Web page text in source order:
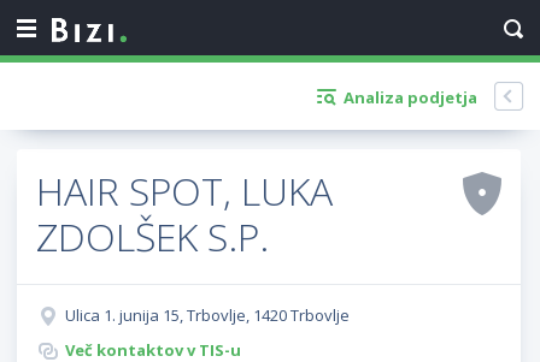
Analiza podjetja
HAIR SPOT, LUKA
ZDOLŠEK S.P.
Ulica 1. junija 15, Trbovlje, 1420 Trbovlje
Več kontaktov v TIS-u